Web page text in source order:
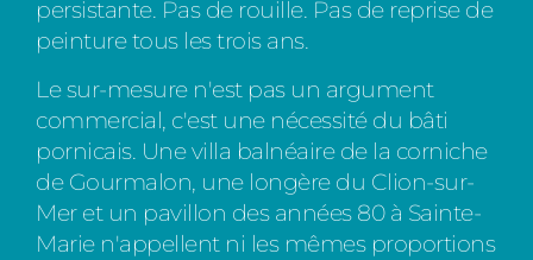
persistante. Pas de rouille. Pas de reprise de
peinture tous les trois ans.
Le sur-mesure n'est pas un argument
commercial, c'est une nécessité du bâti
pornicais. Une villa balnéaire de la corniche
de Gourmalon, une longère du Clion-sur-
Mer et un pavillon des années 80 à Sainte-
Marie n'appellent ni les mêmes proportions